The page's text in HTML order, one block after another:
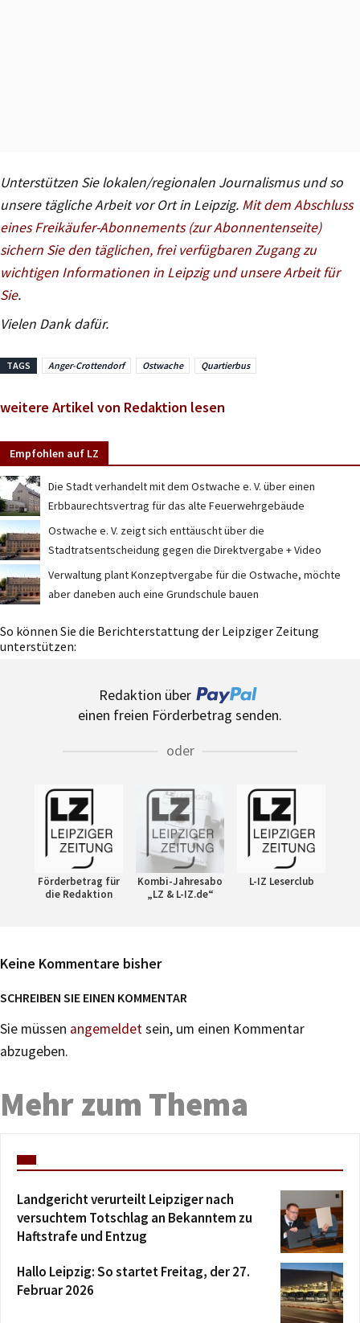
Unterstützen Sie lokalen/regionalen Journalismus und so
unsere tägliche Arbeit vor Ort in Leipzig. Mit dem Abschluss
eines Freikäufer-Abonnements (zur Abonnentenseite)
sichern Sie den täglichen, frei verfügbaren Zugang zu
wichtigen Informationen in Leipzig und unsere Arbeit für
Sie.
Vielen Dank dafür.
TAGS Anger-Crottendorf Ostwache Quartierbus
weitere Artikel von Redaktion lesen
Empfohlen auf LZ
Die Stadt verhandelt mit dem Ostwache e. V. über einen
Erbbaurechtsvertrag für das alte Feuerwehrgebäude
Ostwache e. V. zeigt sich enttäuscht über die
Stadtratsentscheidung gegen die Direktvergabe + Video
Verwaltung plant Konzeptvergabe für die Ostwache, möchte
aber daneben auch eine Grundschule bauen
So können Sie die Berichterstattung der Leipziger Zeitung
unterstützen:
Redaktion über
einen freien Förderbetrag senden.
oder
Förderbetrag für
die Redaktion
Kombi-Jahresabo
„LZ & L-IZ.de“
L-IZ Leserclub
Keine Kommentare bisher
SCHREIBEN SIE EINEN KOMMENTAR
Sie müssen angemeldetsein, um einen Kommentar
abzugeben.
Mehr zum Thema
Landgericht verurteilt Leipziger nach
versuchtem Totschlag an Bekanntem zu
Haftstrafe und Entzug
Hallo Leipzig: So startet Freitag, der 27.
Februar 2026